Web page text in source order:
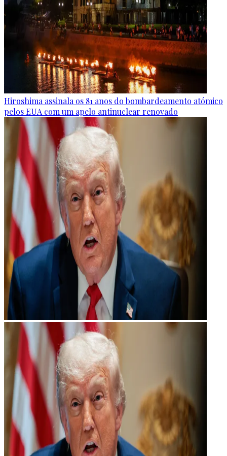
Hiroshima assinala os 81 anos do bombardeamento atómico
pelos EUA com um apelo antinuclear renovado